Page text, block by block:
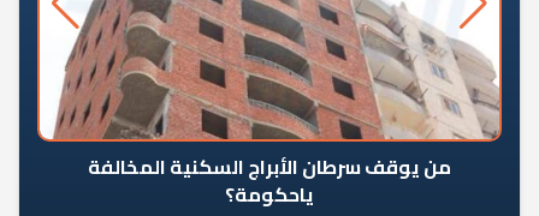
من يوقف سرطان الأبراج السكنية المخالفة
ياحكومة؟